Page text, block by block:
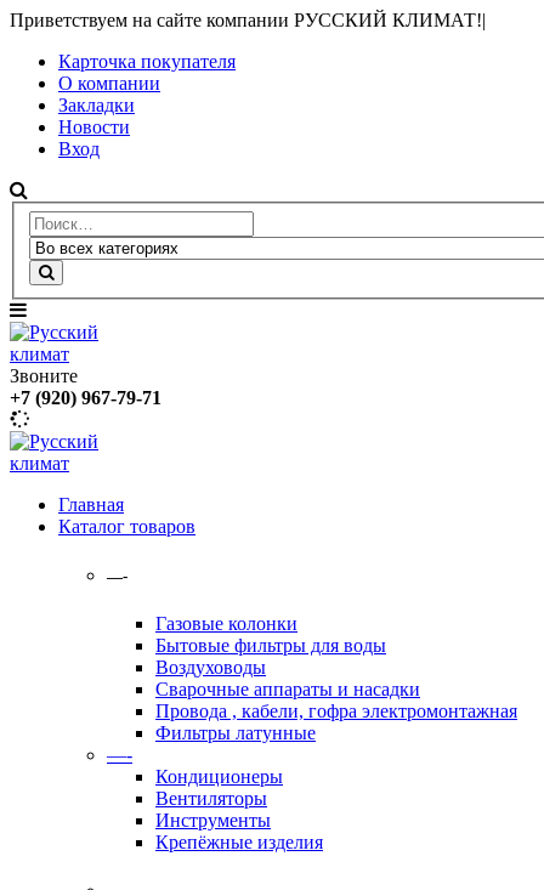
Приветствуем на сайте компании РУССКИЙ КЛИМАТ!|
Карточка покупателя
О компании
Закладки
Новости
Вход
Звоните
+7 (920) 967-79-71
Главная
Каталог товаров
—-
Газовые колонки
Бытовые фильтры для воды
Воздуховоды
Сварочные аппараты и насадки
Провода , кабели, гофра электромонтажная
Фильтры латунные
—-
Кондиционеры
Вентиляторы
Инструменты
Крепёжные изделия